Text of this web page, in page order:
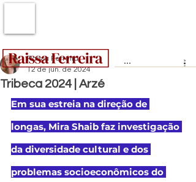
Tribeca 2024 | Arzé
Raissa Ferreira
12 de jun. de 2024
Em sua estreia na direção de
longas, Mira Shaib faz investigação
da diversidade cultural e dos
problemas socioeconômicos do